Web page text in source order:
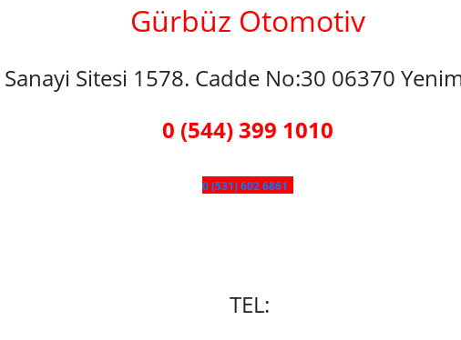
Gürbüz Otomotiv
Sanayi Sitesi 1578. Cadde No:30 06370
0 (544) 399 1010
0 (531) 602 6861
TEL: